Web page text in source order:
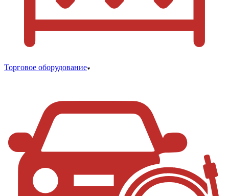
Торговое оборудование